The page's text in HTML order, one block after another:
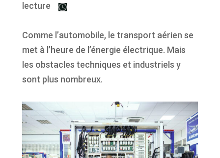
lecture
Comme l’automobile, le transport aérien se
met à l’heure de l’énergie électrique. Mais
les obstacles techniques et industriels y
sont plus nombreux.